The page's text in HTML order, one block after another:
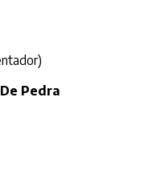
Pedra